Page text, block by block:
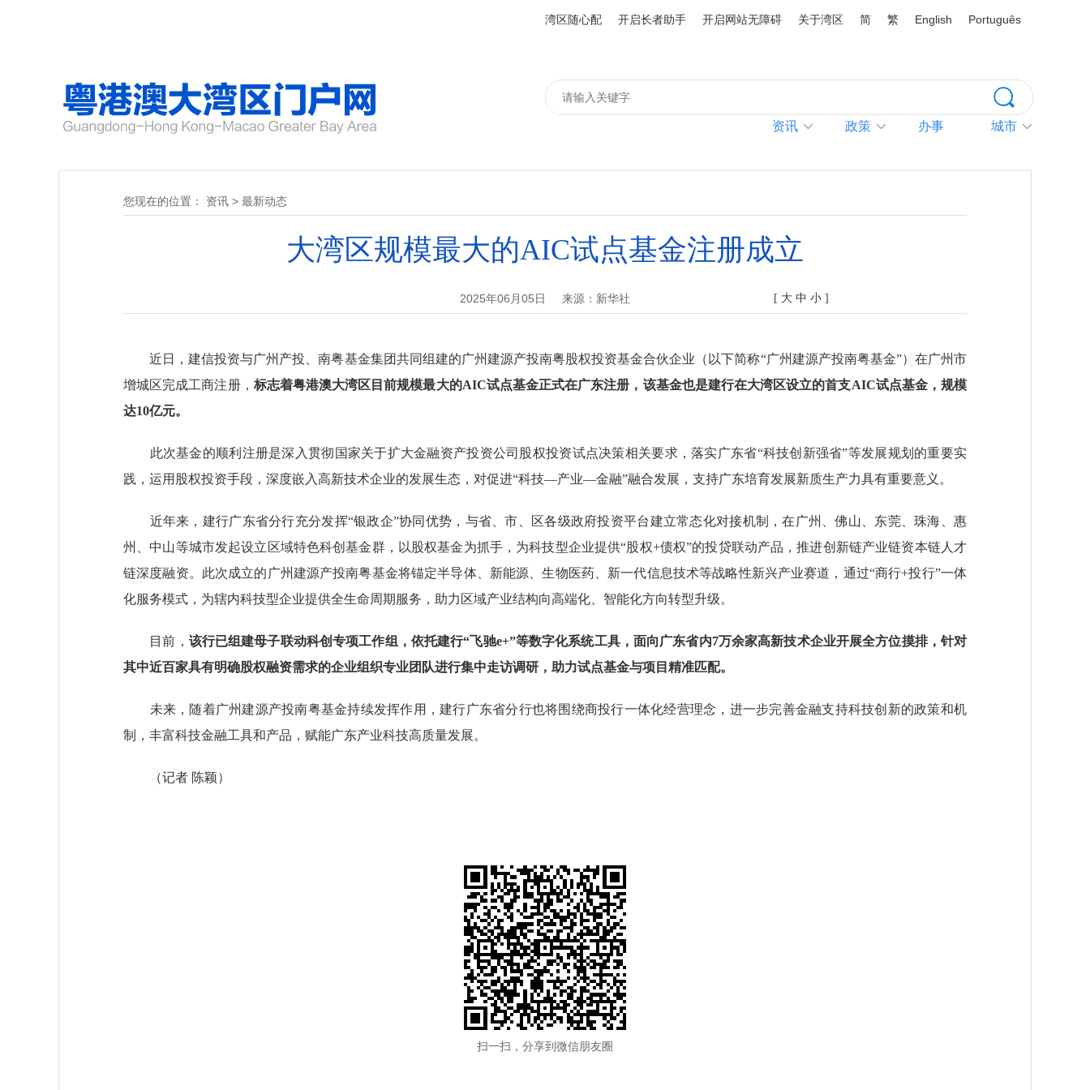
湾区随心配 开启长者助手 开启网站无障碍 关于湾区 简 繁 English Português
资讯 政策 办事 城市
您现在的位置： 资讯 > 最新动态
大湾区规模最大的AIC试点基金注册成立
2025年06月05日 来源：新华社 [ 大 中 小 ]
近日，建信投资与广州产投、南粤基金集团共同组建的广州建源产投南粤股权投资基金合伙企业（以下简称“广州建源产投南粤基金”）在广州市
增城区完成工商注册， 标志着粤港澳大湾区目前规模最大的AIC试点基金正式在广东注册，该基金也是建行在大湾区设立的首支AIC试点基金，规模
达10亿元。
此次基金的顺利注册是深入贯彻国家关于扩大金融资产投资公司股权投资试点决策相关要求，落实广东省“科技创新强省”等发展规划的重要实
践，运用股权投资手段，深度嵌入高新技术企业的发展生态，对促进“科技—产业—金融”融合发展，支持广东培育发展新质生产力具有重要意义。
近年来，建行广东省分行充分发挥“银政企”协同优势，与省、市、区各级政府投资平台建立常态化对接机制，在广州、佛山、东莞、珠海、惠
州、中山等城市发起设立区域特色科创基金群，以股权基金为抓手，为科技型企业提供“股权+债权”的投贷联动产品，推进创新链产业链资本链人才
链深度融资。此次成立的广州建源产投南粤基金将锚定半导体、新能源、生物医药、新一代信息技术等战略性新兴产业赛道，通过“商行+投行”一体
化服务模式，为辖内科技型企业提供全生命周期服务，助力区域产业结构向高端化、智能化方向转型升级。
目前， 该行已组建母子联动科创专项工作组，依托建行“飞驰e+”等数字化系统工具，面向广东省内7万余家高新技术企业开展全方位摸排，针对
其中近百家具有明确股权融资需求的企业组织专业团队进行集中走访调研，助力试点基金与项目精准匹配。
未来，随着广州建源产投南粤基金持续发挥作用，建行广东省分行也将围绕商投行一体化经营理念，进一步完善金融支持科技创新的政策和机
制，丰富科技金融工具和产品，赋能广东产业科技高质量发展。
（记者 陈颖）
扫一扫，分享到微信朋友圈